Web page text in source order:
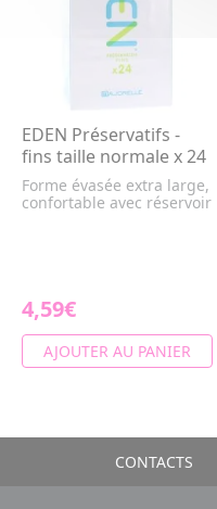
EDEN Préservatifs -
fins taille normale x 24
Forme évasée extra large,
confortable avec réservoir
4,59€
AJOUTER AU PANIER
CONTACTS